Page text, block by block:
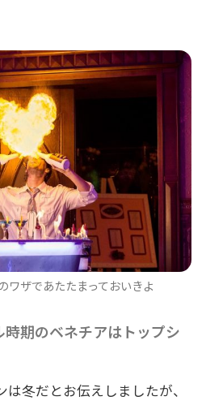
ワザであたたまっておいきよ
期のベネチアはトップシ
冬だとお伝えしましたが、